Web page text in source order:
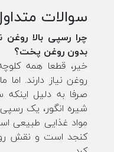
سوالات
چرا رسپی بالا
بدون روغن پخت؟
خیر، قطعا همه
روغن نیاز دارند.
صرفا به دلیل
شیره انگور، یک
مواد غذایی طبیعی
کنجد است و نقش